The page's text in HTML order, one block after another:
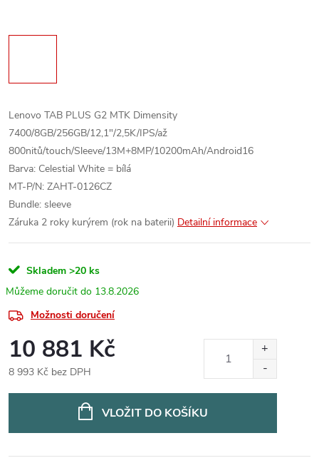
Lenovo TAB PLUS G2 MTK Dimensity
7400/8GB/256GB/12,1"/2,5K/IPS/až
800nitů/touch/Sleeve/13M+8MP/10200mAh/Android16
Barva: Celestial White = bílá
MT-P/N: ZAHT-0126CZ
Bundle: sleeve
Záruka 2 roky kurýrem (rok na baterii) Detailní informace
Skladem >20 ks
13.8.2026
Možnosti doručení
10 881 Kč
8 993 Kč bez DPH
VLOŽIT DO KOŠÍKU